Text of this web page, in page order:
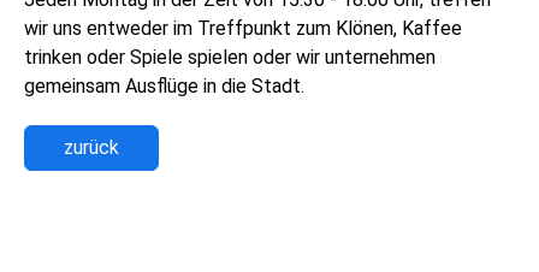
wir uns entweder im Treffpunkt zum Klönen, Kaffee
trinken oder Spiele spielen oder wir unternehmen
gemeinsam Ausflüge in die Stadt.
zurück